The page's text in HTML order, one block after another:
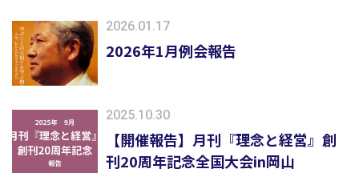
2026.01.17
2026年1月例会報告
2025.10.30
【開催報告】月刊『理念と経営』創
刊20周年記念全国大会in岡山